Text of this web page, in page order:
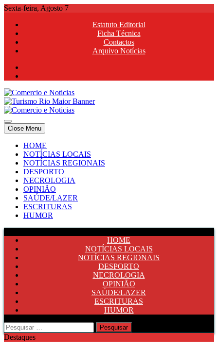
Skip
content
Sexta-feira, Agosto 7
Estatuto Editorial
Ficha Técnica
Contactos
Arquivo Notícias
Comercio e Noticias
Notícias e Publicidade Online
Comercio e Noticias
Notícias e Publicidade Online
Close Menu
HOME
NOTÍCIAS LOCAIS
NOTÍCIAS REGIONAIS
DESPORTO
NECROLOGIA
OPINIÃO
SAÚDE/LAZER
ESCRITURAS
HUMOR
HOME
NOTÍCIAS LOCAIS
NOTÍCIAS REGIONAIS
DESPORTO
NECROLOGIA
OPINIÃO
SAÚDE/LAZER
ESCRITURAS
HUMOR
Pesquisar
por:
Destaques